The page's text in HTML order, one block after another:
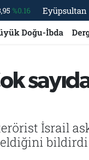
%0.16
%0.06
%0.12
Eyüpsultan
Doğu-İbda
İsrail
bildirdi